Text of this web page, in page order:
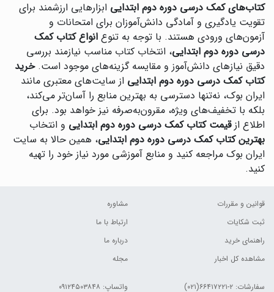
کتاب‌های کمک درسی دوره دوم ابتدایی ابزارهایی ارزشمند برای
تقویت یادگیری و آمادگی دانش‌آموزان برای امتحانات و
آزمون‌های ورودی هستند. با توجه به تنوع انواع کتاب کمک
درسی دوره دوم ابتدایی، انتخاب کتاب مناسب نیازمند بررسی
دقیق نیازهای دانش‌آموز و مقایسه گزینه‌های موجود است.خرید
کتاب کمک درسی دوره دوم ابتدایی از سایت‌های معتبری مانند
ایران بوک، نه‌تنها دسترسی به بهترین منابع را آسان‌تر می‌کند،
بلکه با تخفیف‌های ویژه، مقرون‌به‌صرفه نیز خواهد بود. برای
اطلاع ازقیمت کتاب کمک درسی دوره دوم ابتدایی و انتخاب
بهترین کتاب کمک درسی دوره دوم ابتدایی، همین حالا به سایت
ایران بوک مراجعه کنید و منابع آموزشی مورد نیاز خود را تهیه
کنید.
قوانین و مقررات
ثبت شکایات
راهنمای خرید
مشاهده کل اخبار
مشاوره
ارتباط با ما
درباره ما
مجله
سفارشات: ۲-۶۶۴۱۷۲۲۱(۰۲۱)
واتساپ: ۰۹۱۲۴۵۰۳۸۴۸